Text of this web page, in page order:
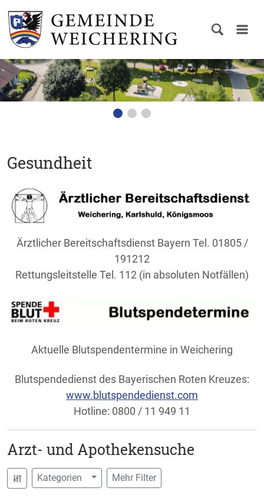
Gesundheit
Ärztlicher Bereitschaftsdienst Bayern Tel. 01805 /
191212
Rettungsleitstelle Tel. 112 (in absoluten Notfällen)
Aktuelle Blutspendentermine in Weichering
Blutspendedienst des Bayerischen Roten Kreuzes:
www.blutspendedienst.com
Hotline: 0800 / 11 949 11
Arzt- und Apothekensuche
Kategorien Mehr Filter